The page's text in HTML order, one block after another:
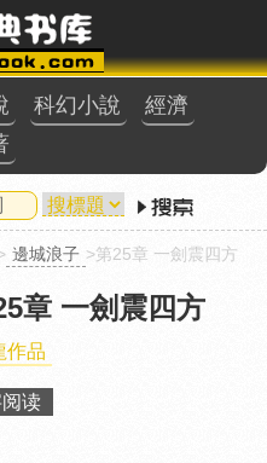
科幻小說
經濟
邊城浪子 >第25章 一劍震四方
章 一劍震四方
作品
读